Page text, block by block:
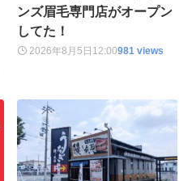
ンズ眉毛専門店がオープン
してた！
2026年8月5日 12:00981 views